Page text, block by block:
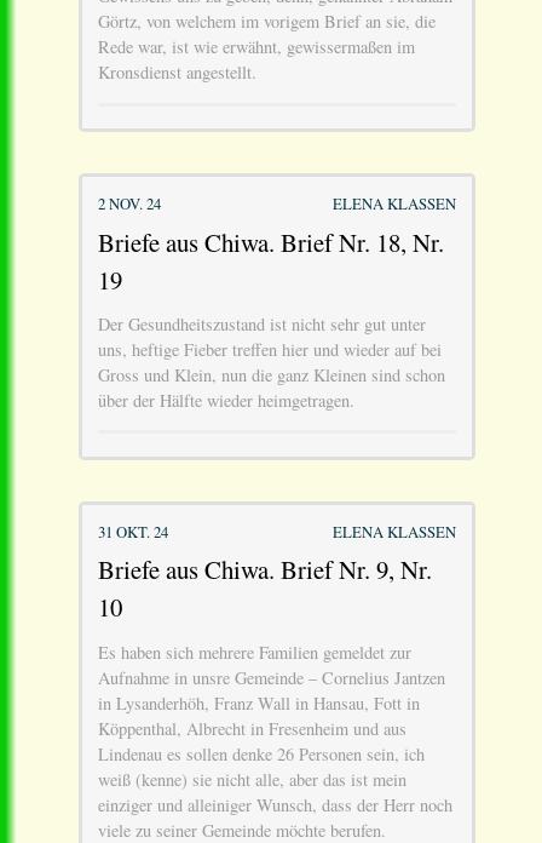
Görtz, von welchem im vorigem Brief an sie, die
Rede war, ist wie erwähnt, gewissermaßen im
Kronsdienst angestellt.
2 NOV. 24 ELENA KLASSEN
Briefe aus Chiwa. Brief Nr. 18, Nr.
19
Der Gesundheitszustand ist nicht sehr gut unter
uns, heftige Fieber treffen hier und wieder auf bei
Gross und Klein, nun die ganz Kleinen sind schon
über der Hälfte wieder heimgetragen.
31 OKT. 24 ELENA KLASSEN
Briefe aus Chiwa. Brief Nr. 9, Nr.
10
Es haben sich mehrere Familien gemeldet zur
Aufnahme in unsre Gemeinde – Cornelius Jantzen
in Lysanderhöh, Franz Wall in Hansau, Fott in
Köppenthal, Albrecht in Fresenheim und aus
Lindenau es sollen denke 26 Personen sein, ich
weiß (kenne) sie nicht alle, aber das ist mein
einziger und alleiniger Wunsch, dass der Herr noch
viele zu seiner Gemeinde möchte berufen.